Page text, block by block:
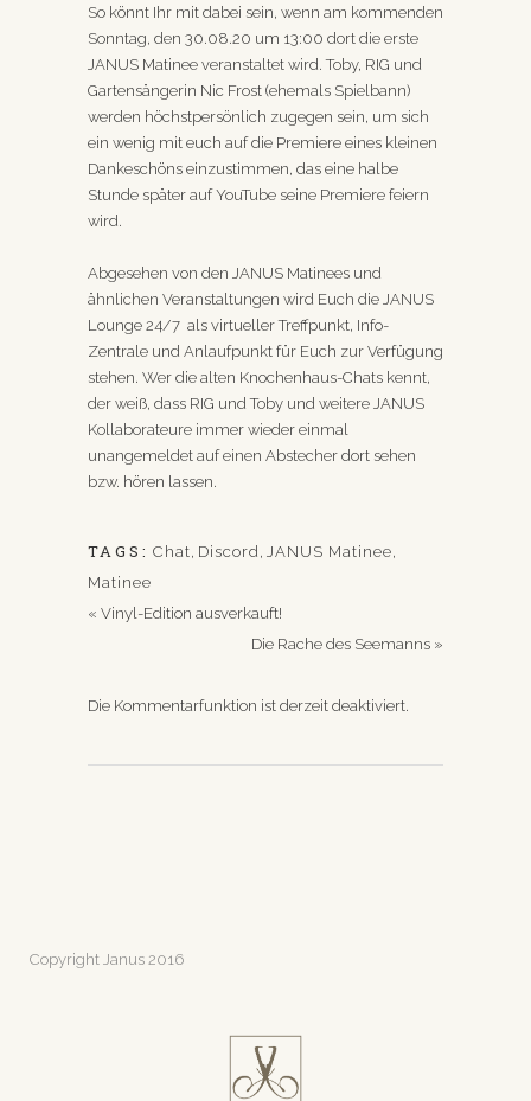
So könnt Ihr mit dabei sein, wenn am kommenden
Sonntag, den 30.08.20 um 13:00 dort die erste
JANUS Matinee veranstaltet wird. Toby, RIG und
Gartensängerin Nic Frost (ehemals Spielbann)
werden höchstpersönlich zugegen sein, um sich
ein wenig mit euch auf die Premiere eines kleinen
Dankeschöns einzustimmen, das eine halbe
Stunde später auf YouTube seine Premiere feiern
wird.
Abgesehen von den JANUS Matinees und
ähnlichen Veranstaltungen wird Euch die JANUS
Lounge 24/7 als virtueller Treffpunkt, Info-
Zentrale und Anlaufpunkt für Euch zur Verfügung
stehen. Wer die alten Knochenhaus-Chats kennt,
der weiß, dass RIG und Toby und weitere JANUS
Kollaborateure immer wieder einmal
unangemeldet auf einen Abstecher dort sehen
bzw. hören lassen.
TAGS: Chat, Discord , JANUS Matinee,
Matinee
« Vinyl-Edition ausverkauft!
Die Rache des Seemanns »
Die Kommentarfunktion ist derzeit deaktiviert.
Copyright Janus 2016